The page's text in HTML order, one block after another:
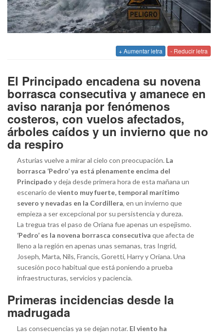
+ Aumentar letra - Reducir letra
El Principado encadena su novena
borrasca consecutiva y amanece en
aviso naranja por fenómenos
costeros, con vuelos afectados,
árboles caídos y un invierno que no
da respiro
Asturias vuelve a mirar al cielo con preocupación. La
borrasca ‘Pedro’ ya está plenamente encima del
Principado y deja desde primera hora de esta mañana un
escenario deviento muy fuerte, temporal marítimo
severo y nevadas en la Cordillera, en un invierno que
empieza a ser excepcional por su persistencia y dureza.
La tregua tras el paso de Oriana fue apenas un espejismo.
‘Pedro’ es la novena borrasca consecutiva que afecta de
lleno a la región en apenas unas semanas, tras Ingrid,
Joseph, Marta, Nils, Francis, Goretti, Harry y Oriana. Una
sucesión poco habitual que está poniendo a prueba
infraestructuras, servicios y paciencia.
Primeras incidencias desde la
madrugada
Las consecuencias ya se dejan notar. El viento ha